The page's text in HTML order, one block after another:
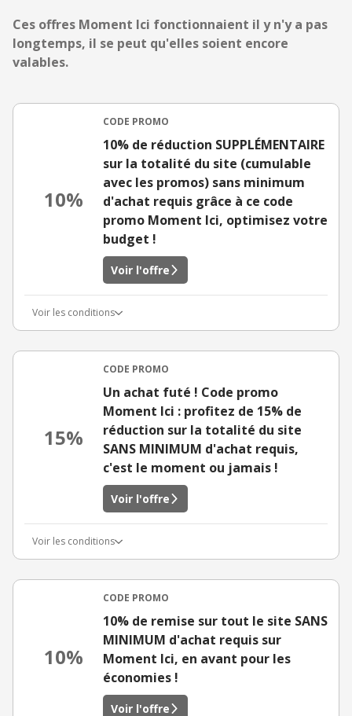
Ces offres Moment Ici fonctionnaient il y n'y a pas
longtemps, il se peut qu'elles soient encore
valables.
10%
CODE PROMO
10% de réduction SUPPLÉMENTAIRE
sur la totalité du site (cumulable
avec les promos) sans minimum
d'achat requis grâce à ce code
promo Moment Ici, optimisez votre
budget !
Voir l'offre
Voir les conditions
15%
CODE PROMO
Un achat futé ! Code promo
Moment Ici : profitez de 15% de
réduction sur la totalité du site
SANS MINIMUM d'achat requis,
c'est le moment ou jamais !
Voir l'offre
Voir les conditions
10%
CODE PROMO
10% de remise sur tout le site SANS
MINIMUM d'achat requis sur
Moment Ici, en avant pour les
économies !
Voir l'offre